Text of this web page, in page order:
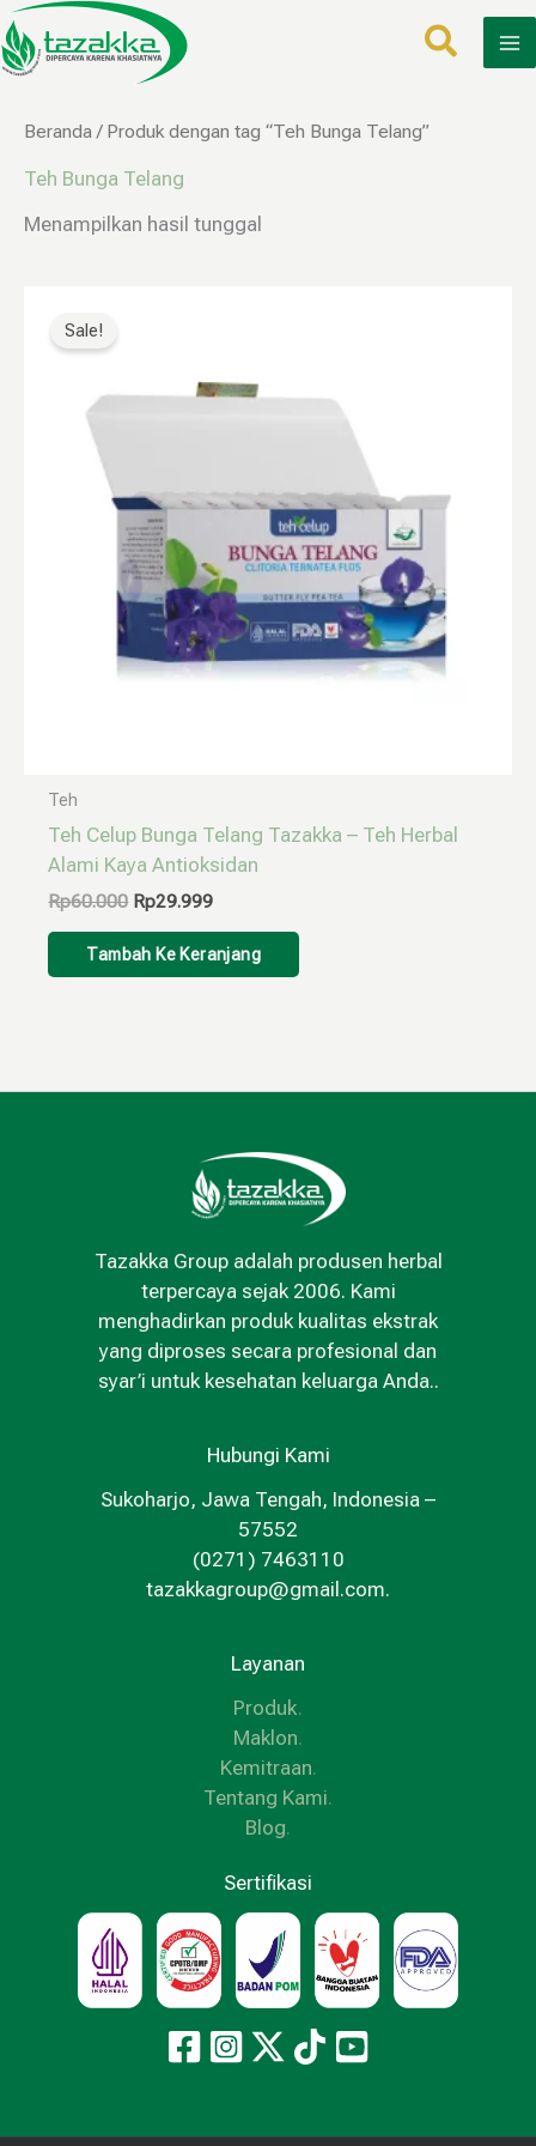
Lewati
ke
konten
Beranda / Produk dengan tag “Teh Bunga Telang”
Teh Bunga Telang
Menampilkan hasil tunggal
Sale!
Teh
Teh Celup Bunga Telang Tazakka – Teh Herbal
Alami Kaya Antioksidan
Rp60.000 Rp29.999
Rp29.999.
Tambah Ke Keranjang
Tazakka Group adalah produsen herbal
terpercaya sejak 2006. Kami
menghadirkan produk kualitas ekstrak
yang diproses secara profesional dan
syar’i untuk kesehatan keluarga Anda..
Hubungi Kami
Sukoharjo, Jawa Tengah, Indonesia –
57552
(0271) 7463110
tazakkagroup@gmail.com.
Layanan
Produk.
Maklon.
Kemitraan.
Tentang Kami.
Blog.
Sertifikasi